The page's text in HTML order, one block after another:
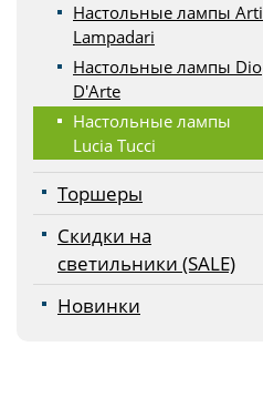
Настольные лампы Arti
Lampadari
Настольные лампы Dio
D'Arte
Настольные лампы
Lucia Tucci
Торшеры
Скидки на
светильники (SALE)
Новинки